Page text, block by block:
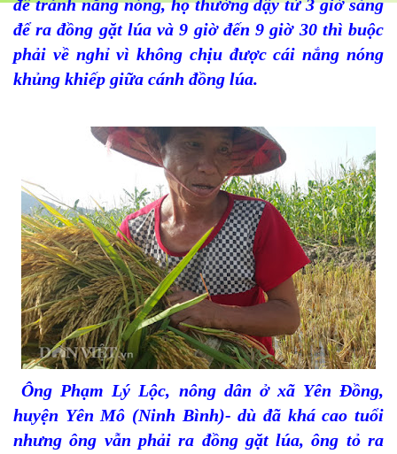
để tránh nắng nóng, họ thường dậy từ 3 giờ sáng
để ra đồng gặt lúa và 9 giờ đến 9 giờ 30 thì buộc
phải về nghỉ vì không chịu được cái nắng nóng
khủng khiếp giữa cánh đồng lúa.
Ông Phạm Lý Lộc, nông dân ở xã Yên Đồng,
huyện Yên Mô (Ninh Bình)- dù đã khá cao tuổi
nhưng ông vẫn phải ra đồng gặt lúa, ông tỏ ra